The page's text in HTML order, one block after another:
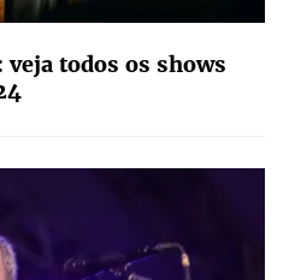
veja todos os shows